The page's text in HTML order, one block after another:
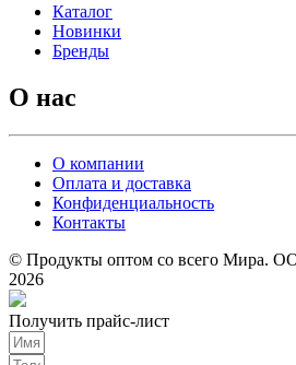
Каталог
Новинки
Бренды
О нас
О компании
Оплата и доставка
Конфиденциальность
Контакты
© Продукты оптом со всего Мира.
2026
Получить прайс-лист